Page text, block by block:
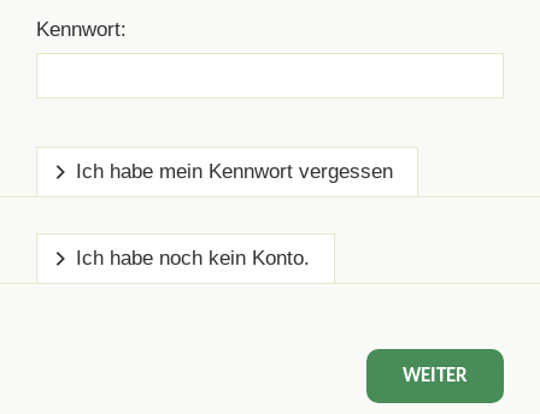
Kennwort:
Ich habe mein Kennwort vergessen
Ich habe noch kein Konto.